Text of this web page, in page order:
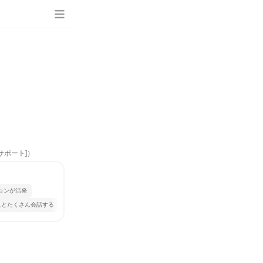
ート]）
ンが活発
とたくさん会話する